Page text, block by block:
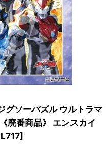
ソーパズル ウルトラマ
廃番商品》 エンスカイ
]